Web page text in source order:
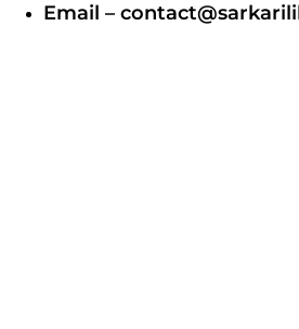
Email –